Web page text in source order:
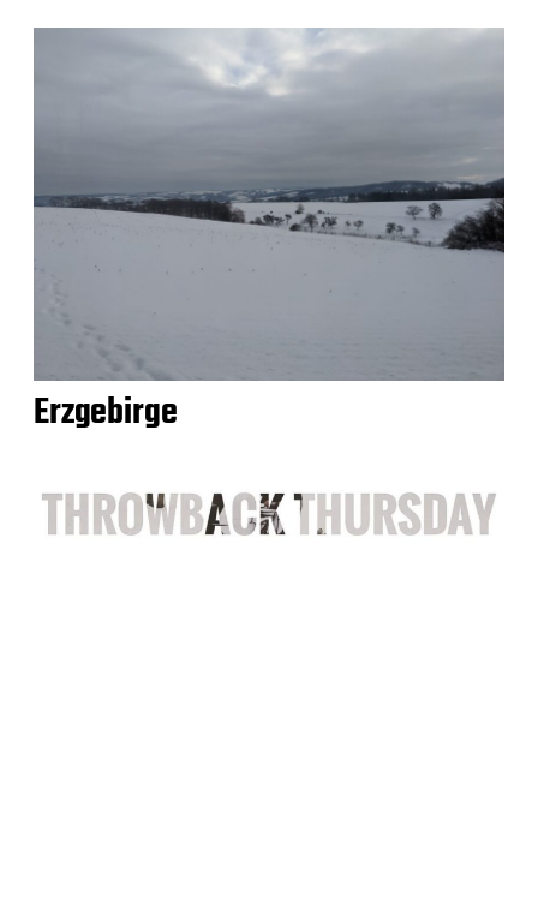
Erzgebirge